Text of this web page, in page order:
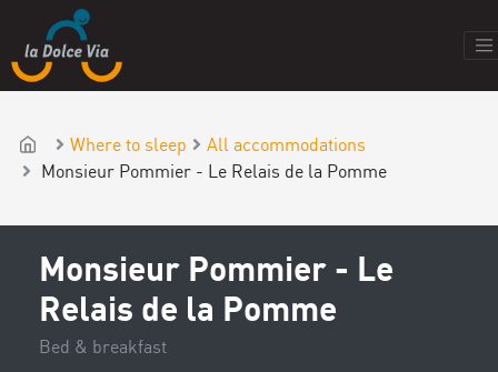
Where to sleep
All accommodations
Monsieur Pommier - Le Relais de la Pomme
Monsieur Pommier - Le
Relais de la Pomme
Bed & breakfast